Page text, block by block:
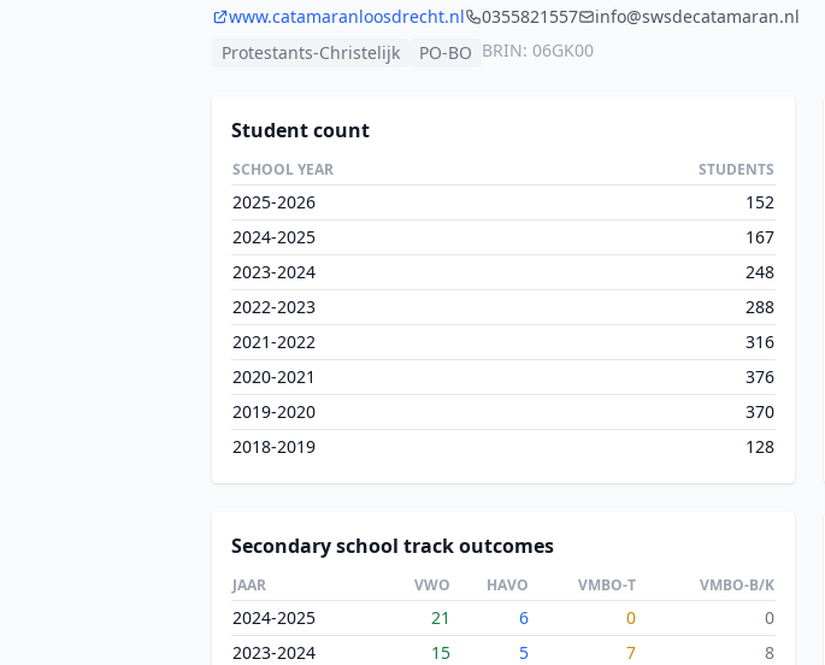
www.catamaranloosdrecht.nl 0355821557
info@swsdecatamaran.nl
Protestants-Christelijk
PO-BO BRIN: 06GK00
Student count
SCHOOL YEAR STUDENTS
2025-2026
152
2024-2025
167
2023-2024
248
2022-2023
288
2021-2022
316
2020-2021
376
2019-2020
370
2018-2019
128
Secondary school track outcomes
JAAR VWO HAVO VMBO-T VMBO-B/K
2024-2025 21 6 0
0
2023-2024
15 5 7
8